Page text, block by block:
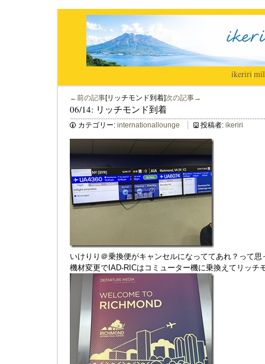
ikeriri|
←前の記事[リッチモンド到着]次の記事→
06/14: リッチモンド到着
カテゴリー: internationallounge 投稿者: ikeriri
いけりり＠乗換便がキャンセルになっててあれ？って思
機材変更でIAD-RICはコミューター機に乗換えてリッチ